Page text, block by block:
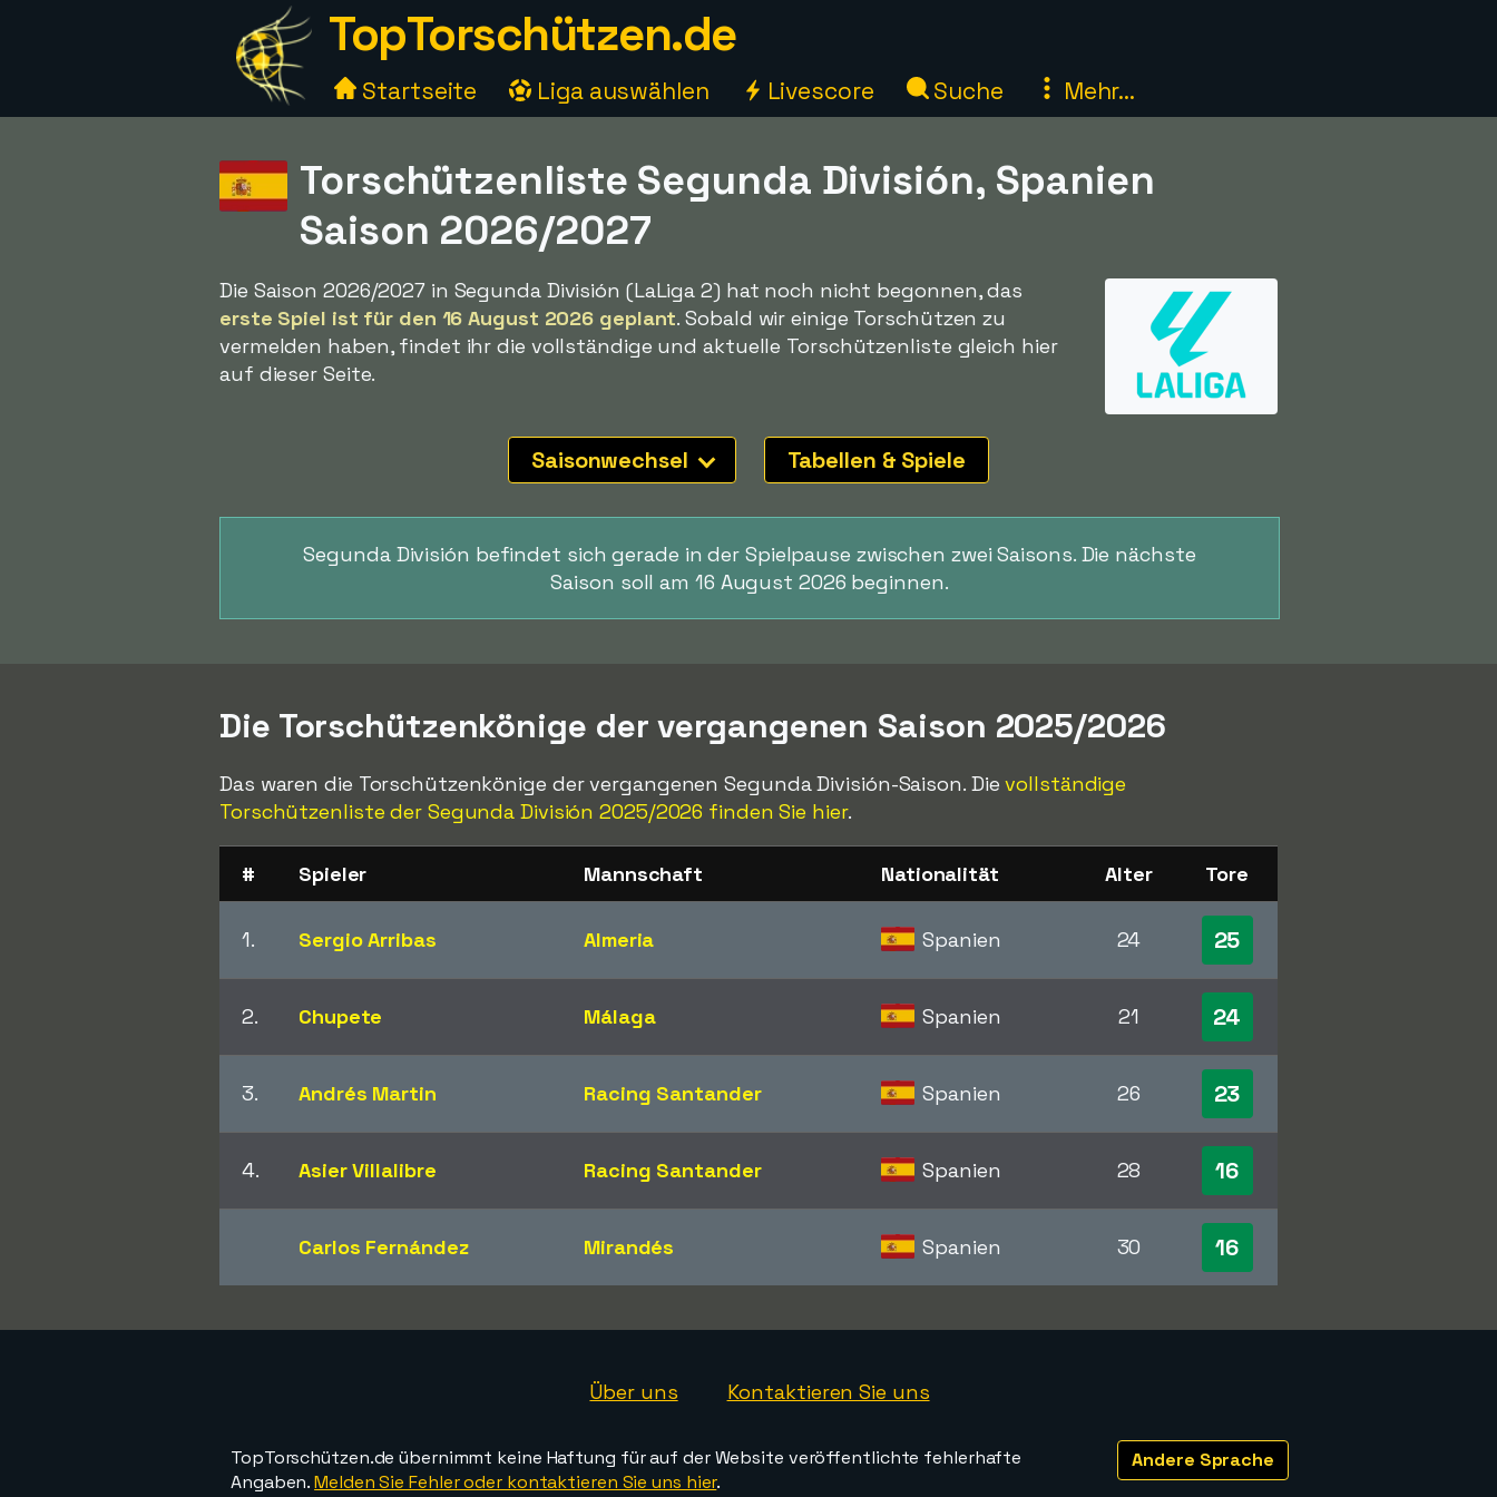
TopTorschützen.de
Startseite Liga auswählen Livescore Suche Mehr...
Torschützenliste Segunda División, Spanien
Saison 2026/2027
Die Saison 2026/2027 in Segunda División (LaLiga 2) hat noch nicht begonnen, das
erste Spiel ist für den 16 August 2026 geplant. Sobald wir einige Torschützen zu
vermelden haben, findet ihr die vollständige und aktuelle Torschützenliste gleich hier
auf dieser Seite.
Saisonwechsel Tabellen & Spiele
Segunda División befindet sich gerade in der Spielpause zwischen zwei Saisons. Die nächste
Saison soll am 16 August 2026 beginnen.
Die Torschützenkönige der vergangenen Saison 2025/2026
Das waren die Torschützenkönige der vergangenen Segunda División-Saison. Dievollständige
Torschützenliste der Segunda División 2025/2026 finden Sie hier.
# Spieler Mannschaft Nationalität Alter Tore
1. Sergio Arribas Almeria Spanien 24 25
2. Chupete Málaga Spanien 21 24
3. Andrés Martin Racing Santander Spanien 26 23
4. Asier Villalibre Racing Santander Spanien 28 16
Carlos Fernández Mirandés Spanien 30 16
Über uns Kontaktieren Sie uns
Andere Sprache
TopTorschützen.de übernimmt keine Haftung für auf der Website veröffentlichte fehlerhafte
Angaben.Melden Sie Fehler oder kontaktieren Sie uns hier.